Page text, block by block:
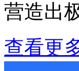
营造出
查看更